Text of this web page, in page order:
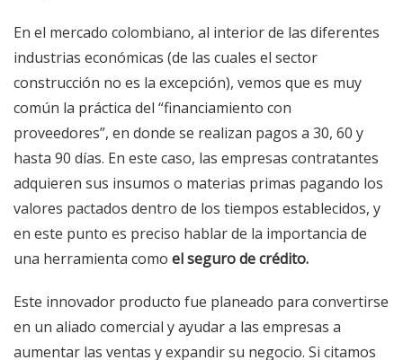
En el mercado colombiano, al interior de las diferentes
industrias económicas (de las cuales el sector
construcción no es la excepción), vemos que es muy
común la práctica del “financiamiento con
proveedores”, en donde se realizan pagos a 30, 60 y
hasta 90 días. En este caso, las empresas contratantes
adquieren sus insumos o materias primas pagando los
valores pactados dentro de los tiempos establecidos, y
en este punto es preciso hablar de la importancia de
una herramienta como elseguro de crédito.
Este innovador producto fue planeado para convertirse
en un aliado comercial y ayudar a las empresas a
aumentar las ventas y expandir su negocio. Si citamos